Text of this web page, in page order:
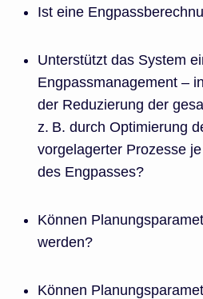
Ist eine
Unterstützt das System
Engpassmanagement –
der Reduzierung der
z. B. durch Optimierung
vorgelagerter Prozesse
des Engpasses?
Können
werden?
Können